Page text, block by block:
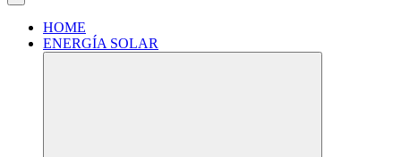
HOME
ENERGÍA SOLAR